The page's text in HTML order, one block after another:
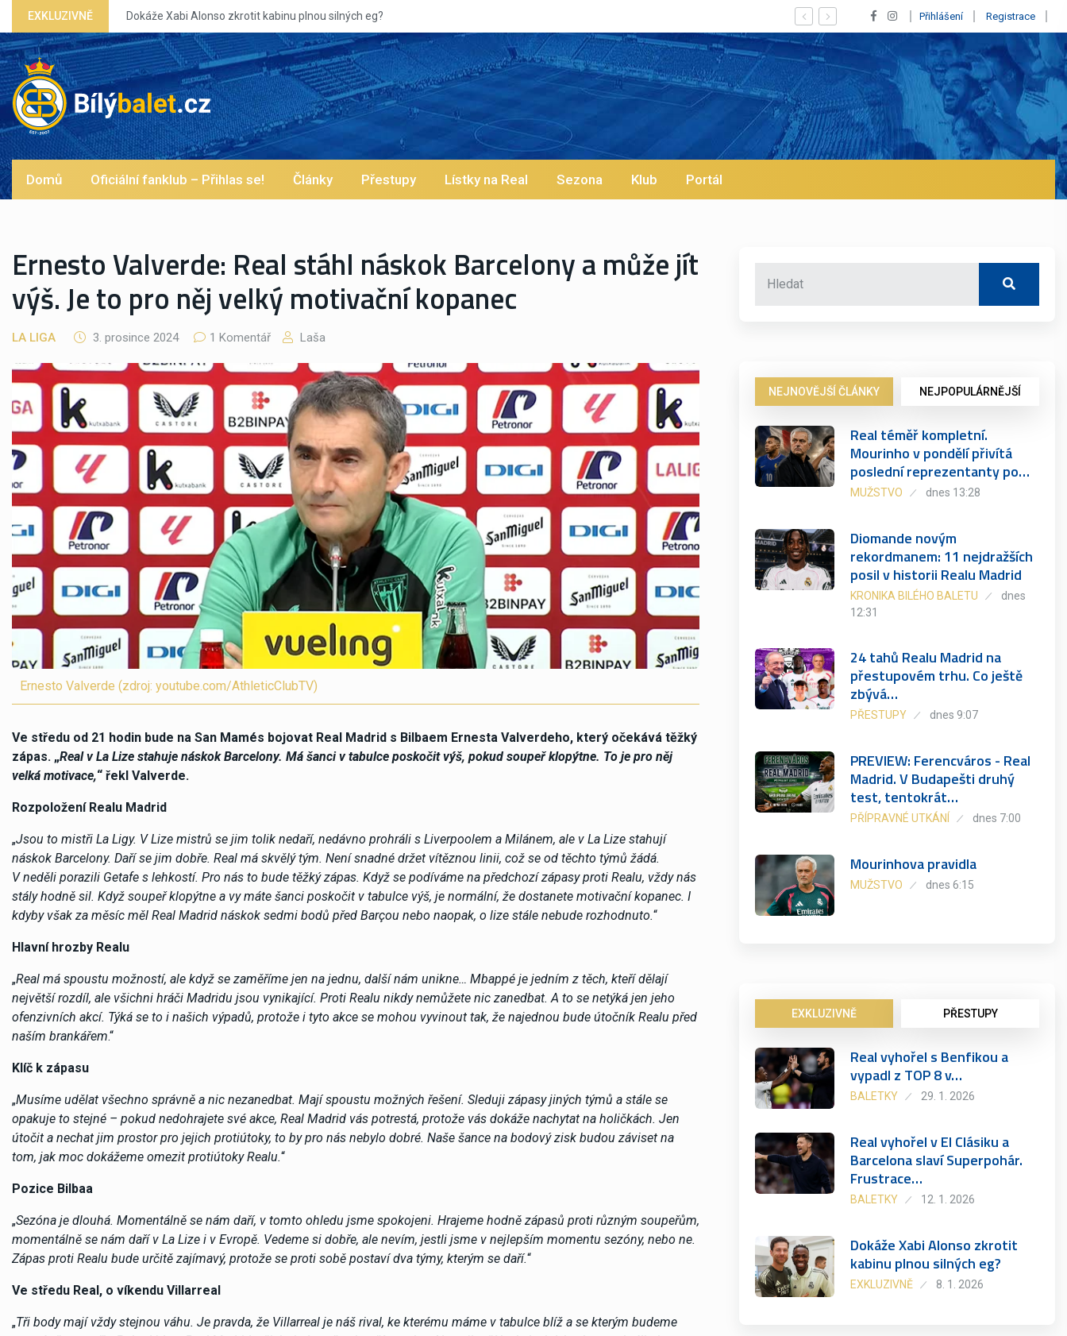
EXKLUZIVNĚ
Dokáže Xabi Alonso zkrotit kabinu plnou silných eg? Vypískaný Vinícius! Blíží se jeho odchod z Realu a pustí se klub na trh
Přihlášení Registrace
Domů Oficiální fanklub – Přihlas se! Články Přestupy Lístky na Real Sezona Klub Portál
Ernesto Valverde: Real stáhl náskok Barcelony a může jít
výš. Je to pro něj velký motivační kopanec
LA LIGA 3. prosince 2024 1 Komentář Laša
Ernesto Valverde (zdroj: youtube.com/AthleticClubTV)
Ve středu od 21 hodin bude na San Mamés bojovat Real Madrid s Bilbaem Ernesta Valverdeho, který očekává těžký
zápas. „Real v La Lize stahuje náskok Barcelony. Má šanci v tabulce poskočit výš, pokud soupeř klopýtne. To je pro něj
velká motivace,“ řekl Valverde.
Rozpoložení Realu Madrid
„Jsou to mistři La Ligy. V Lize mistrů se jim tolik nedaří, nedávno prohráli s Liverpoolem a Milánem, ale v La Lize stahují
náskok Barcelony. Daří se jim dobře. Real má skvělý tým. Není snadné držet vítěznou linii, což se od těchto týmů žádá.
V neděli porazili Getafe s lehkostí. Pro nás to bude těžký zápas. Když se podíváme na předchozí zápasy proti Realu, vždy nás
stály hodně sil. Když soupeř klopýtne a vy máte šanci poskočit v tabulce výš, je normální, že dostanete motivační kopanec. I
kdyby však za měsíc měl Real Madrid náskok sedmi bodů před Barçou nebo naopak, o lize stále nebude rozhodnuto.“
Hlavní hrozby Realu
„Real má spoustu možností, ale když se zaměříme jen na jednu, další nám unikne… Mbappé je jedním z těch, kteří dělají
největší rozdíl, ale všichni hráči Madridu jsou vynikající. Proti Realu nikdy nemůžete nic zanedbat. A to se netýká jen jeho
ofenzivních akcí. Týká se to i našich výpadů, protože i tyto akce se mohou vyvinout tak, že najednou bude útočník Realu před
naším brankářem.“
Klíč k zápasu
„Musíme udělat všechno správně a nic nezanedbat. Mají spoustu možných řešení. Sleduji zápasy jiných týmů a stále se
opakuje to stejné – pokud nedohrajete své akce, Real Madrid vás potrestá, protože vás dokáže nachytat na holičkách. Jen
útočit a nechat jim prostor pro jejich protiútoky, to by pro nás nebylo dobré. Naše šance na bodový zisk budou záviset na
tom, jak moc dokážeme omezit protiútoky Realu.“
Pozice Bilbaa
„Sezóna je dlouhá. Momentálně se nám daří, v tomto ohledu jsme spokojeni. Hrajeme hodně zápasů proti různým soupeřům,
momentálně se nám daří v La Lize i v Evropě. Vedeme si dobře, ale nevím, jestli jsme v nejlepším momentu sezóny, nebo ne.
Zápas proti Realu bude určitě zajímavý, protože se proti sobě postaví dva týmy, kterým se daří.“
Ve středu Real, o víkendu Villarreal
„Tři body mají vždy stejnou váhu. Je pravda, že Villarreal je náš rival, ke kterému máme v tabulce blíž a se kterým budeme
NEJNOVĚJŠÍ ČLÁNKY NEJPOPULÁRNĚJŠÍ
Real téměř kompletní.
Mourinho v pondělí přivítá
poslední reprezentanty po…
MUŽSTVO dnes 13:28
Diomande novým
rekordmanem: 11 nejdražších
posil v historii Realu Madrid
KRONIKA BILÉHO BALETU
dnes
12:31
24 tahů Realu Madrid na
přestupovém trhu. Co ještě
zbývá…
PŘESTUPY dnes 9:07
PREVIEW: Ferencváros - Real
Madrid. V Budapešti druhý
test, tentokrát…
PŘÍPRAVNÉ UTKÁNÍ dnes 7:00
Mourinhova pravidla
MUŽSTVO dnes 6:15
EXKLUZIVNĚ PŘESTUPY
Real vyhořel s Benfikou a
vypadl z TOP 8 v…
BALETKY 29. 1. 2026
Real vyhořel v El Clásiku a
Barcelona slaví Superpohár.
Frustrace…
BALETKY 12. 1. 2026
Dokáže Xabi Alonso zkrotit
kabinu plnou silných eg?
EXKLUZIVNĚ 8. 1. 2026